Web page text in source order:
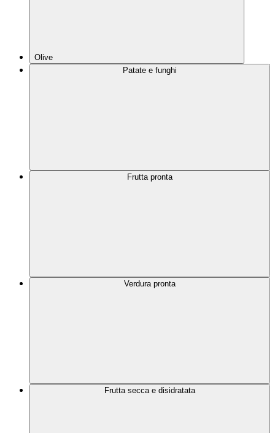
Olive
Patate e funghi
Frutta pronta
Verdura pronta
Frutta secca e disidratata